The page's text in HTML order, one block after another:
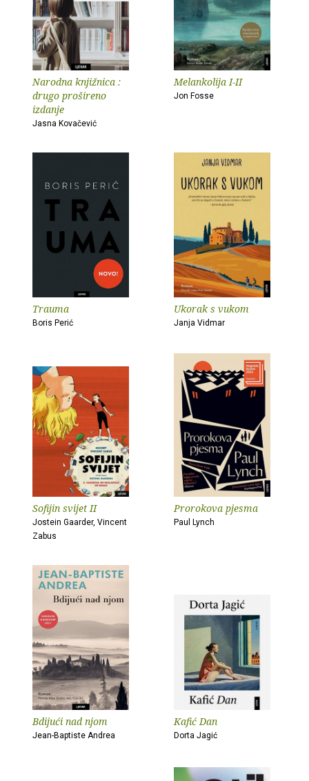
Narodna knjižnica :
drugo prošireno
izdanje
Jasna Kovačević
Melankolija I-II
Jon Fosse
Trauma
Boris Perić
Ukorak s vukom
Janja Vidmar
Sofijin svijet II
Jostein Gaarder, Vincent
Zabus
Prorokova pjesma
Paul Lynch
Bdijući nad njom
Jean-Baptiste Andrea
Kafić Dan
Dorta Jagić